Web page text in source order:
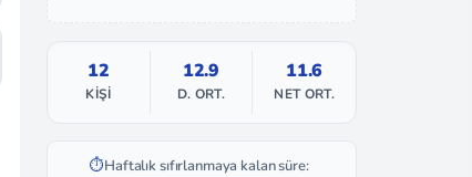
12
KIŞI
12.9
D. ORT.
11.6
NET ORT.
⏱️Haftalık sıfırlanmaya kalan süre: